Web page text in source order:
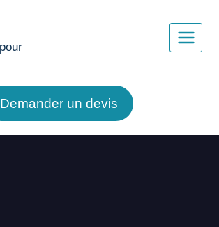
Demander un devis